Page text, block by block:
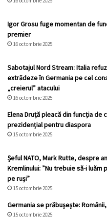
Igor Grosu fuge momentan de
premier
16 octombrie 2025
Sabotajul Nord Stream: Italia
extrădeze în Germania pe cel
„creierul” atacului
16 octombrie 2025
Elena Druță pleacă din funcția de
prezidențial pentru diaspora
15 octombrie 2025
Șeful NATO, Mark Rutte, despre
Kremlinului: ”Nu trebuie să-i luăm
pe ruși”
15 octombrie 2025
Germania se prăbușește:
15 octombrie 2025